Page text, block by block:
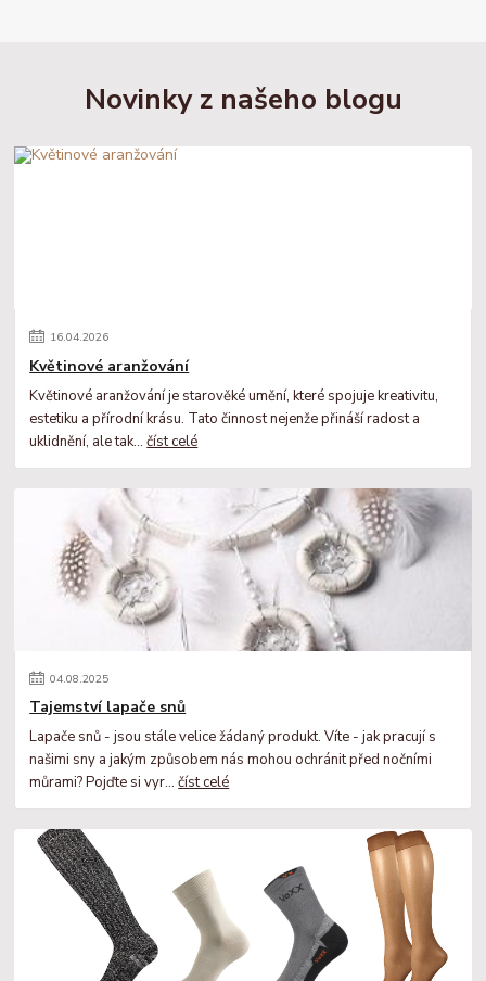
Novinky z našeho blogu
16.04.2026
Květinové aranžování
Květinové aranžování je starověké umění, které spojuje kreativitu,
estetiku a přírodní krásu. Tato činnost nejenže přináší radost a
uklidnění, ale tak...číst celé
04.08.2025
Tajemství lapače snů
Lapače snů - jsou stále velice žádaný produkt. Víte - jak pracují s
našimi sny a jakým způsobem nás mohou ochránit před nočními
můrami? Pojďte si vyr...číst celé